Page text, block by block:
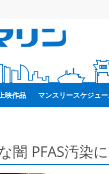
映作品 マンスリースケジュ
PFAS汚染